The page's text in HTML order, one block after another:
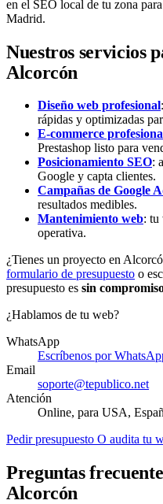
en el SEO local de tu zona
Madrid.
Nuestros servicios
Alcorcón
Diseño web profesional
rápidas y optimizadas
E-commerce
Prestashop listo para
Posicionamiento SEO:
Google y capta clientes.
Campañas de Google
resultados medibles.
Mantenimiento web: tu
operativa.
¿Tienes un proyecto en
formulario de presupuesto o
presupuesto es sin
¿Hablamos de tu web?
WhatsApp
Escríbenos por
Email
soporte@tepublico.net
Atención
Online, para USA,
Pedir presupuesto O audita tu
Preguntas
Alcorcón